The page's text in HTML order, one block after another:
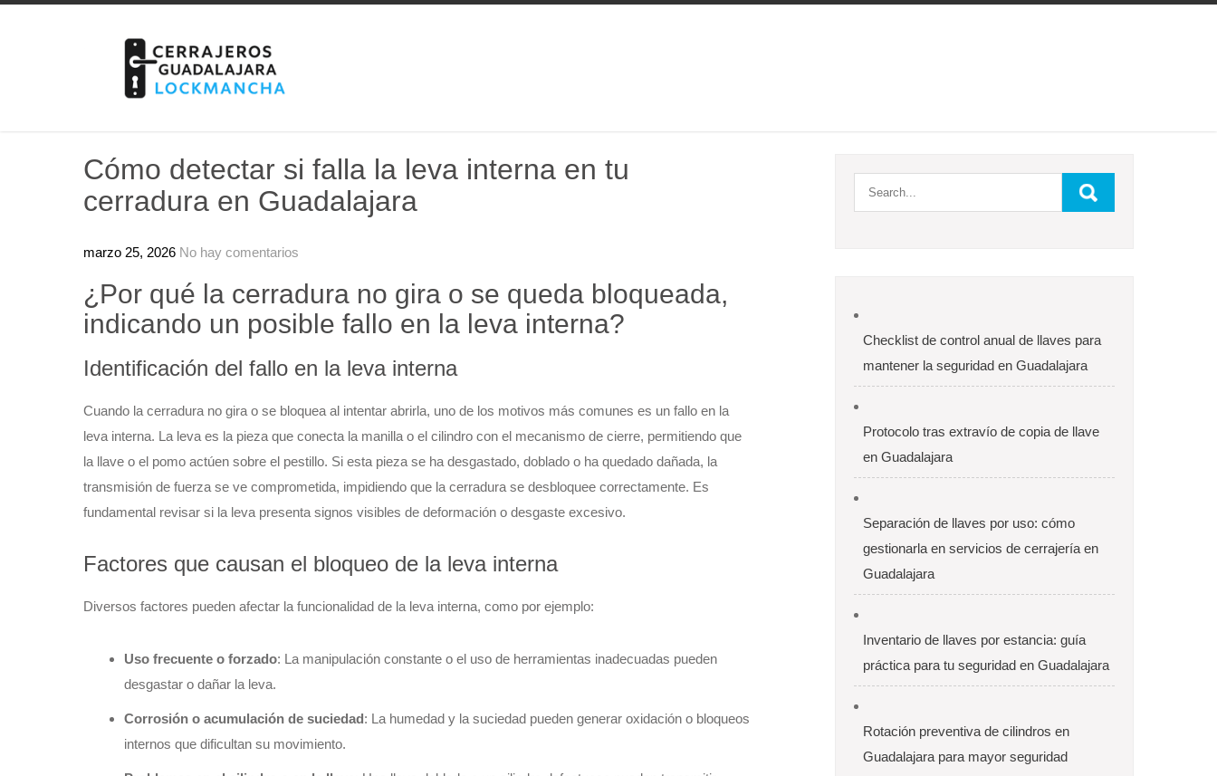
Cómo detectar si falla la leva interna en tu
cerradura en Guadalajara
marzo 25, 2026 No hay comentarios
¿Por qué la cerradura no gira o se queda bloqueada,
indicando un posible fallo en la leva interna?
Identificación del fallo en la leva interna
Cuando la cerradura no gira o se bloquea al intentar abrirla, uno de los motivos más comunes es un fallo en la
leva interna. La leva es la pieza que conecta la manilla o el cilindro con el mecanismo de cierre, permitiendo que
la llave o el pomo actúen sobre el pestillo. Si esta pieza se ha desgastado, doblado o ha quedado dañada, la
transmisión de fuerza se ve comprometida, impidiendo que la cerradura se desbloquee correctamente. Es
fundamental revisar si la leva presenta signos visibles de deformación o desgaste excesivo.
Factores que causan el bloqueo de la leva interna
Diversos factores pueden afectar la funcionalidad de la leva interna, como por ejemplo:
Uso frecuente o forzado: La manipulación constante o el uso de herramientas inadecuadas pueden
desgastar o dañar la leva.
Corrosión o acumulación de suciedad: La humedad y la suciedad pueden generar oxidación o bloqueos
internos que dificultan su movimiento.
Checklist de control anual de llaves para
mantener la seguridad en Guadalajara
Protocolo tras extravío de copia de llave
en Guadalajara
Separación de llaves por uso: cómo
gestionarla en servicios de cerrajería en
Guadalajara
Inventario de llaves por estancia: guía
práctica para tu seguridad en Guadalajara
Rotación preventiva de cilindros en
Guadalajara para mayor seguridad